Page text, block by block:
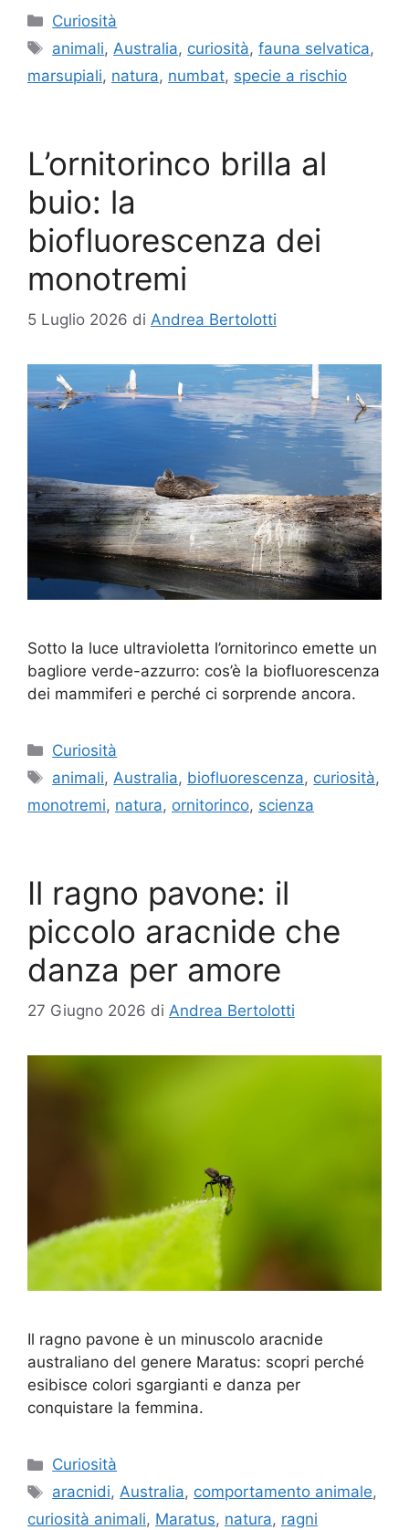
Categorie
Curiosità
Tag
animali,Australia, curiosità,fauna selvatica,
marsupiali, natura, numbat, specie a rischio
L’ornitorinco brilla al
buio: la
biofluorescenza dei
monotremi
5 Luglio 2026 di Andrea Bertolotti
Sotto la luce ultravioletta l’ornitorinco emette un
bagliore verde-azzurro: cos’è la biofluorescenza
dei mammiferi e perché ci sorprende ancora.
Categorie
Curiosità
Tag
animali,Australia, biofluorescenza, curiosità,
monotremi, natura, ornitorinco, scienza
Il ragno pavone: il
piccolo aracnide che
danza per amore
27 Giugno 2026 di Andrea Bertolotti
Il ragno pavone è un minuscolo aracnide
australiano del genere Maratus: scopri perché
esibisce colori sgargianti e danza per
conquistare la femmina.
Categorie
Curiosità
Tag
aracnidi,Australia, comportamento animale,
curiosità animali, Maratus, natura, ragni